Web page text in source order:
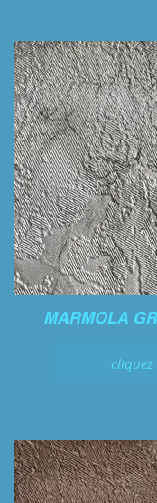
MARMOLA